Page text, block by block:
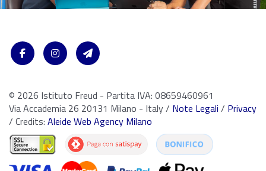
© 2026 Istituto Freud - Partita IVA: 08659460961
Via Accademia 26 20131 Milano - Italy / Note Legali / Privacy
/ Credits: Aleide Web Agency Milano